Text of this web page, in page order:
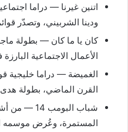
اتنين غيرنا — دراما
ودينا الشربيني، وتصدّر
كان يا ما كان — بطولة
الأعمال الاجتماعية
الغميضة — دراما خليجية
القرن الماضي، بطولة
شباب
المستمرة، وعُرض موسمه